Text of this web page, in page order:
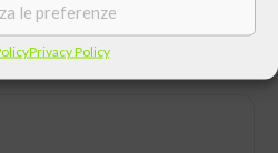
le preferenze
Privacy Policy